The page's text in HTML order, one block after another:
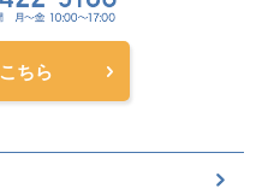
ちら